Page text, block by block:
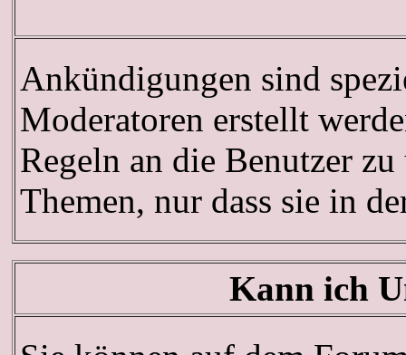
Ankündigungen sind
Moderatoren erstellt
Regeln an die Benutzer
Themen, nur dass sie in
Kann ich